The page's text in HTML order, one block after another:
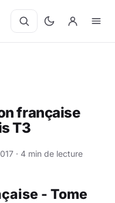
française
T3
· 4 min de lecture
- Tome